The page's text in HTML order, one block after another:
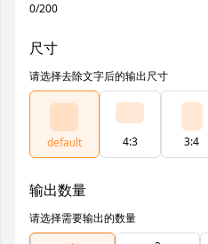
0/200
尺寸
请选择去除文字后的输出尺寸
default 4:3 3:4
输出数量
请选择需要输出的数量